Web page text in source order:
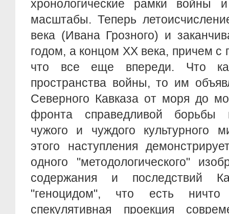
хронологические рамки войны
масштабы. Теперь
века (Ивана Грозного) и
годом, а концом XX века, причем
что все еще впереди. Что
пространства войны, то им
Северного Кавказа от моря до
фронта справедливой борьбы
чужого и чуждого культурного
этого наступления
одного "методологического"
содержания и последствий
"геноцидом", что есть
спекулятивная проекция